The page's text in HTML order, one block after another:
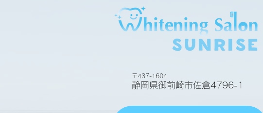
ビフォアーアフター
〒437-1604
静岡県御前崎市佐倉4796-1